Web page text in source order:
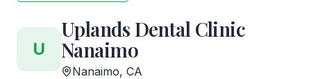
U
Uplands Dental Clinic
Nanaimo
Nanaimo, CA